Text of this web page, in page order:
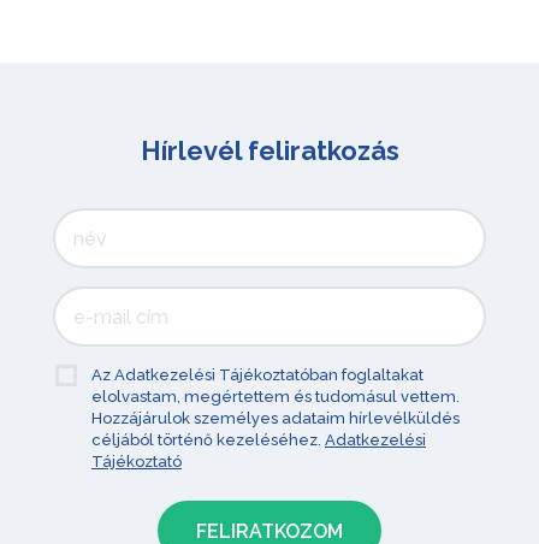
Hírlevél feliratkozás
Az Adatkezelési Tájékoztatóban foglaltakat
elolvastam, megértettem és tudomásul vettem.
Hozzájárulok személyes adataim hírlevélküldés
céljából történő kezeléséhez. Adatkezelési
Tájékoztató